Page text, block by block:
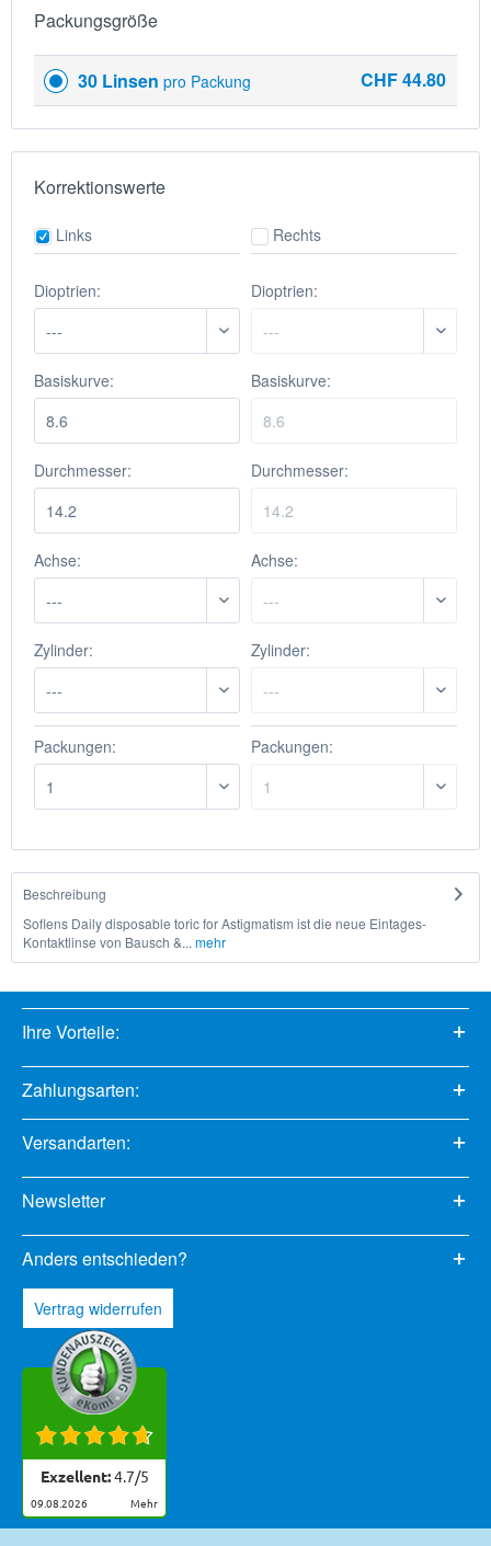
Packungsgröße
30 Linsen pro Packung CHF 44.80
Korrektionswerte
Links
Dioptrien:
Basiskurve:
Durchmesser:
Achse:
Zylinder:
Packungen:
Rechts
Dioptrien:
Basiskurve:
Durchmesser:
Achse:
Zylinder:
Packungen:
Beschreibung
Soflens Daily disposable toric for Astigmatism ist die neue Eintages-
Kontaktlinse von Bausch &... mehr
Ihre Vorteile:
Zahlungsarten:
Versandarten:
Newsletter
Anders entschieden?
Vertrag widerrufen
Exzellent:4.7/5
09.08.2026 mehr